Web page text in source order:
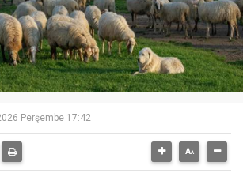
Perşembe 17:42